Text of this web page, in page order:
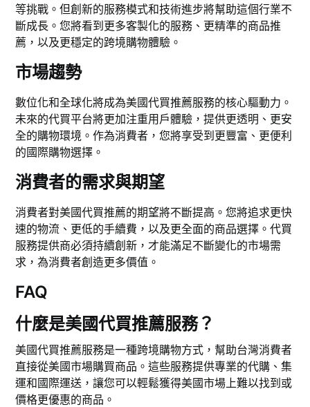
等挑戰。但創新的服務模式和技術進步將幫助這個行業不
斷成長。您將看到更多客製化的服務、更精準的商品推
薦，以及更穩定的跨境購物體驗。
市場趨勢
數位化和全球化將成為美國代買推薦服務的核心驅動力。
未來的代買平台將更加注重用戶體驗，提供更透明、更安
全的購物環境。作為消費者，您將享受到更豐富、更便利
的國際購物選擇。
消費者的需求與期望
消費者對美國代買推薦的期望將不斷提高。您將追求更快
速的物流、更低的手續費，以及更全面的商品選擇。代買
服務提供商必須持續創新，才能滿足不斷變化的市場需
求，為消費者創造更多價值。
FAQ
什麼是美國代買推薦服務？
美國代買推薦服務是一種跨境購物方式，幫助台灣消費者
直接從美國市場購買商品。這些服務提供專業的代購、集
運和國際運送，讓您可以輕鬆獲得美國市場上難以找到或
價格更優惠的商品。